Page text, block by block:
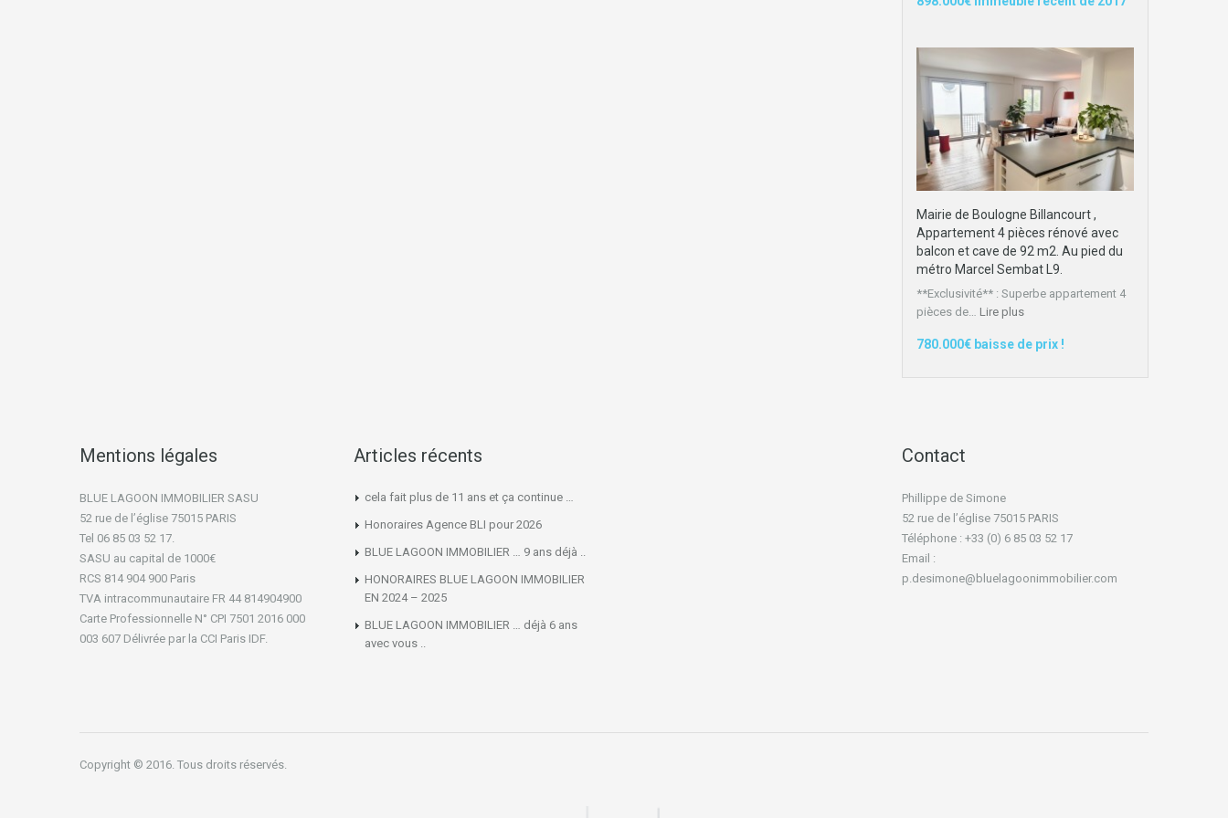
Mairie de Boulogne Billancourt ,
Appartement 4 pièces rénové avec
balcon et cave de 92 m2. Au pied du
métro Marcel Sembat L9.
**Exclusivité** : Superbe appartement 4
pièces de… Lire plus
780.000€ baisse de prix !
Mentions légales
BLUE LAGOON IMMOBILIER SASU
52 rue de l’église 75015 PARIS
Tel 06 85 03 52 17.
SASU au capital de 1000€
RCS 814 904 900 Paris
TVA intracommunautaire FR 44 814904900
Carte Professionnelle N° CPI 7501 2016 000
003 607 Délivrée par la CCI Paris IDF.
Articles récents
cela fait plus de 11 ans et ça continue …
Honoraires Agence BLI pour 2026
BLUE LAGOON IMMOBILIER … 9 ans déjà ..
HONORAIRES BLUE LAGOON IMMOBILIER
EN 2024 – 2025
BLUE LAGOON IMMOBILIER … déjà 6 ans
avec vous ..
Contact
Phillippe de Simone
52 rue de l’église 75015 PARIS
Téléphone : +33 (0) 6 85 03 52 17
Email :
p.desimone@bluelagoonimmobilier.com
Copyright © 2016. Tous droits réservés.